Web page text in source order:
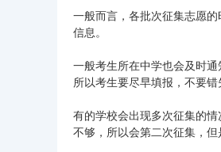
一般而言，各批次征集志愿
信息。
一般考生所在中学也会及时
所以考生要尽早填报，不要错
有的学校会出现多次征集的
不够，所以会第二次征集，